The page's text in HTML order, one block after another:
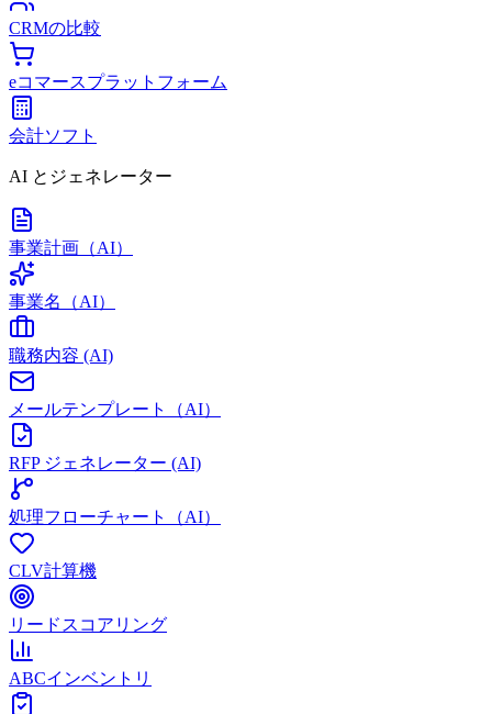
CRMの比較
eコマースプラットフォーム
会計ソフト
AI とジェネレーター
事業計画（AI）
事業名（AI）
職務内容 (AI)
メールテンプレート（AI）
RFP ジェネレーター (AI)
処理フローチャート（AI）
CLV計算機
リードスコアリング
ABCインベントリ